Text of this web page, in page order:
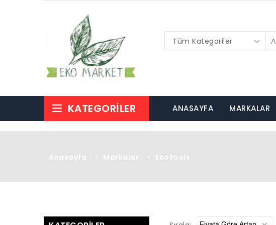
Tüm Kategoriler
KATEGORILER ANASAYFA MARKALAR
Anasayfa > Markalar > Ecotools